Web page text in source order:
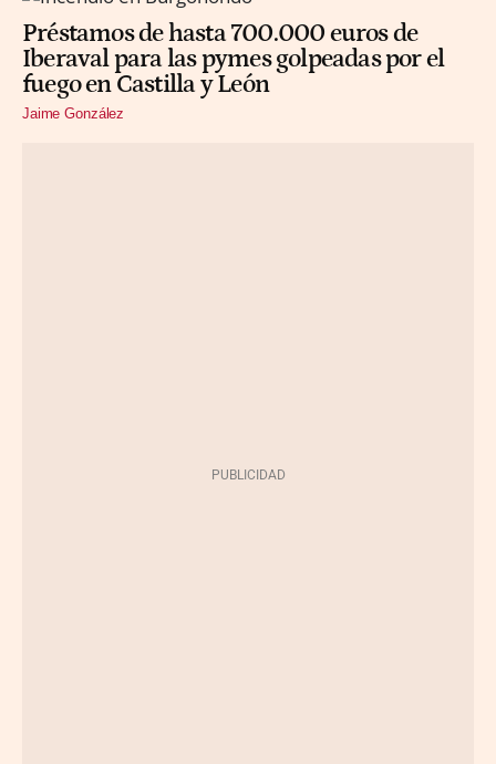
Préstamos de hasta 700.000 euros de
Iberaval para las pymes golpeadas por el
fuego en Castilla y León
Jaime González